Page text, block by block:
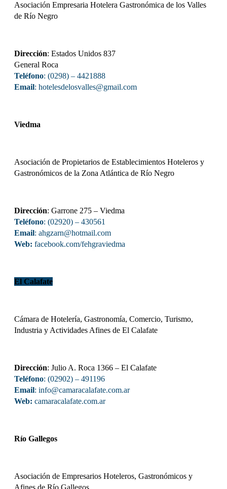
Asociación Empresaria Hotelera Gastronómica de los Valles
de Río Negro
Dirección: Estados Unidos 837
General Roca
Teléfono: (0298) – 4421888
Email: hotelesdelosvalles@gmail.com
Viedma
Asociación de Propietarios de Establecimientos Hoteleros y
Gastronómicos de la Zona Atlántica de Río Negro
Dirección: Garrone 275 – Viedma
Teléfono: (02920) – 430561
Email: ahgzarn@hotmail.com
Web: facebook.com/fehgraviedma
El Calafate
Cámara de Hotelería, Gastronomía, Comercio, Turismo,
Industria y Actividades Afines de El Calafate
Dirección: Julio A. Roca 1366 – El Calafate
Teléfono: (02902) – 491196
Email: info@camaracalafate.com.ar
Web: camaracalafate.com.ar
Río Gallegos
Asociación de Empresarios Hoteleros, Gastronómicos y